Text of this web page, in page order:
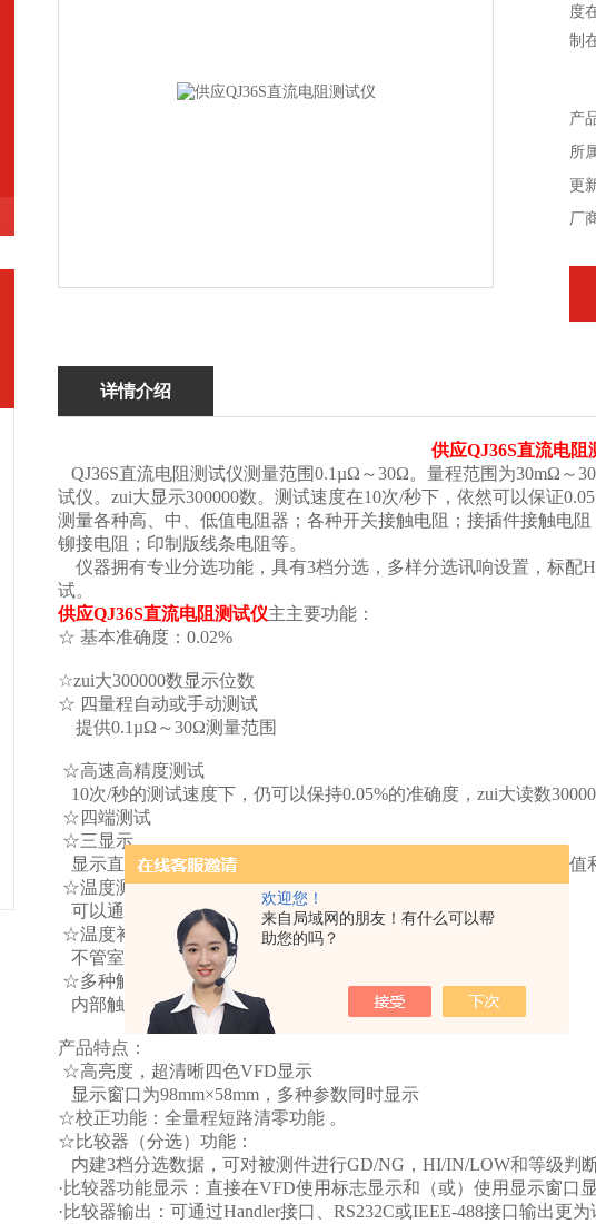
欢迎您！
来自局域网的朋友！有什么可以帮
助您的吗？
度
制
产
所
更
厂
详情介绍
供应QJ36S直流电阻
QJ36S直流电阻测试仪测量范围0.1µΩ～30Ω。量程范围为30mΩ～
试仪。zui大显示300000数。测试速度在10次/秒下，依然可以保证
测量各种高、中、低值电阻器；各种开关接触电阻；接插件接触电
铆接电阻；印制版线条电阻等。
仪器拥有专业分选功能，具有3档分选，多样分选讯响设置，标配
试。
供应QJ36S直流电阻测试仪主主要功能：
☆ 基本准确度：0.02%
☆zui大300000数显示位数
☆ 四量程自动或手动测试
提供0.1µΩ～30Ω测量范围
☆高速高精度测试
10次/秒的测试速度下，仍可以保持0.05%的准确度，zui大读数
☆四端测试
☆三显示
显示直读测试值的同时可显示补偿的温度值、温度补偿后的电阻值
☆温度测试功能
可以通过外接Pt电阻进行温度测试。
☆温度补偿功能
不管室温多少，可以补偿到您温度下的电阻值。
☆多种触发方式
内部触发、手动触发、外部触发和远程触发。
产品特点：
☆高亮度，超清晰四色VFD显示
显示窗口为98mm×58mm，多种参数同时显示
☆校正功能：全量程短路清零功能 。
☆比较器（分选）功能：
内建3档分选数据，可对被测件进行GD/NG，HI/IN/LOW和等级判断
·比较器功能显示：直接在VFD使用标志显示和（或）使用显示窗口显
·比较器输出：可通过Handler接口、RS232C或IEEE-488接口输出更为